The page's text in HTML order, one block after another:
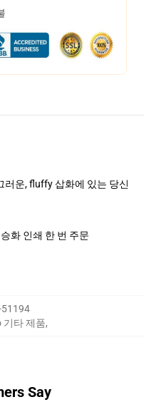
러운, fluffy 삽화에 있는 당신
화 인쇄 한 번 주문
51194
기타 제품,
Say